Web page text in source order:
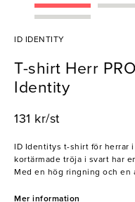
ID IDENTITY
T-shirt Herr
Identity
131 kr/st
ID Identitys t-shirt för herrar i
kortärmade tröja i svart har
Med en hög ringning och en
arbetsstyrkan i denna t-shirt
Mer information